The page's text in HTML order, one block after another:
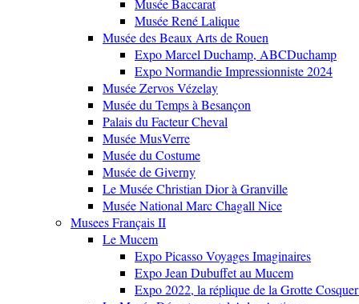
Musée Baccarat
Musée René Lalique
Musée des Beaux Arts de Rouen
Expo Marcel Duchamp, ABCDuchamp
Expo Normandie Impressionniste 2024
Musée Zervos Vézelay
Musée du Temps à Besançon
Palais du Facteur Cheval
Musée MusVerre
Musée du Costume
Musée de Giverny
Le Musée Christian Dior à Granville
Musée National Marc Chagall Nice
Musees Français II
Le Mucem
Expo Picasso Voyages Imaginaires
Expo Jean Dubuffet au Mucem
Expo 2022, la réplique de la Grotte